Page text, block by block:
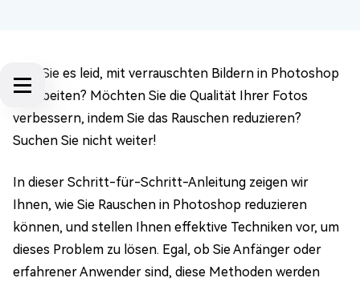
Sind Sie es leid, mit verrauschten Bildern in Photoshop
zu arbeiten? Möchten Sie die Qualität Ihrer Fotos
verbessern, indem Sie das Rauschen reduzieren?
Suchen Sie nicht weiter!
In dieser Schritt-für-Schritt-Anleitung zeigen wir
Ihnen, wie Sie Rauschen in Photoshop reduzieren
können, und stellen Ihnen effektive Techniken vor, um
dieses Problem zu lösen. Egal, ob Sie Anfänger oder
erfahrener Anwender sind, diese Methoden werden